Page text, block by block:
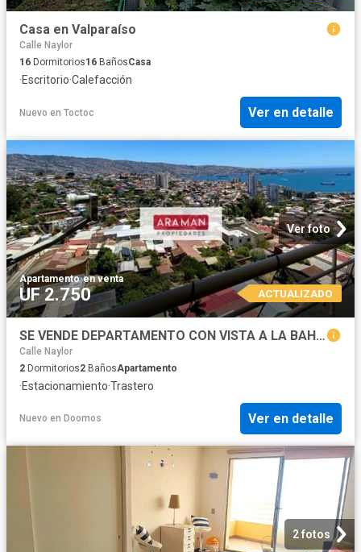
Casa en Valparaíso
Calle Naylor
16 Dormitorios16 BañosCasa
·Escritorio·Calefacción
Nuevo en Toctoc Ver en detalle
Ver foto
Apartamento·en venta
UF 2.750 ACTUALIZADO
SE VENDE DEPARTAMENTO CON VISTA A LA BAHIA EN CERRO PLACERES
Calle Naylor
2 Dormitorios2 BañosApartamento
·Estacionamiento·Trastero
Nuevo en Doomos Ver en detalle
2 fotos